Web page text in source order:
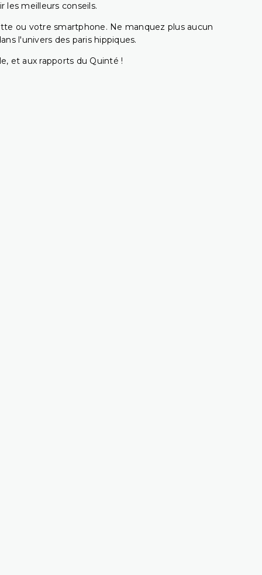
les meilleurs conseils.
ou votre smartphone. Ne manquez plus aucun
l'univers des paris hippiques.
et aux rapports du Quinté !